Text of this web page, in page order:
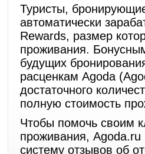
Туристы,
автоматически
Rewards, размер
проживания.
будущих
расценкам Agoda
достаточного
полную стоимость
Чтобы помочь своим
проживания,
систему отзывов об